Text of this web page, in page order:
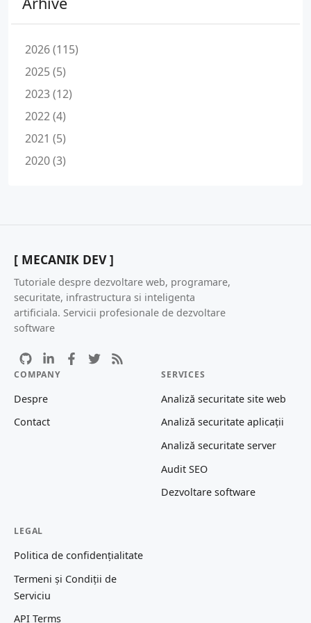
2026 (115)
2025 (5)
2023 (12)
2022 (4)
2021 (5)
2020 (3)
[ MECANIK DEV ]
Tutoriale despre dezvoltare web, programare,
securitate, infrastructura si inteligenta
artificiala. Servicii profesionale de dezvoltare
software
COMPANY
Despre
Contact
SERVICES
Analiză securitate site web
Analiză securitate aplicații
Analiză securitate server
Audit SEO
Dezvoltare software
LEGAL
Politica de confidențialitate
Termeni și Condiții de
Serviciu
API Terms